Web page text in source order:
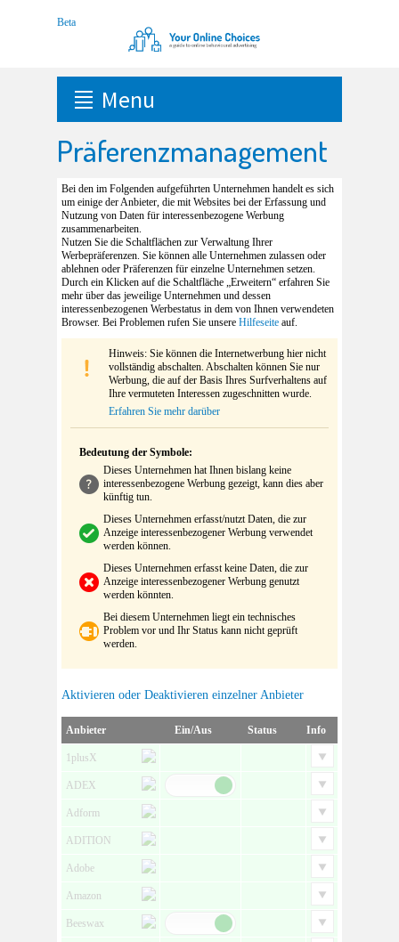
Menu
Präferenzmanagement
Bei den im Folgenden aufgeführten Unternehmen handelt es sich
um einige der Anbieter, die mit Websites bei der Erfassung und
Nutzung von Daten für interessenbezogene Werbung
zusammenarbeiten.
Nutzen Sie die Schaltflächen zur Verwaltung Ihrer
Werbepräferenzen. Sie können alle Unternehmen zulassen oder
ablehnen oder Präferenzen für einzelne Unternehmen setzen.
Durch ein Klicken auf die Schaltfläche „Erweitern“ erfahren Sie
mehr über das jeweilige Unternehmen und dessen
interessenbezogenen Werbestatus in dem von Ihnen verwendeten
Browser. Bei Problemen rufen Sie unsere Hilfeseite auf.
Hinweis: Sie können die Internetwerbung hier nicht
vollständig abschalten. Abschalten können Sie nur
Werbung, die auf der Basis Ihres Surfverhaltens auf
Ihre vermuteten Interessen zugeschnitten wurde.
Erfahren Sie mehr darüber
Bedeutung der Symbole:
Dieses Unternehmen hat Ihnen bislang keine
interessenbezogene Werbung gezeigt, kann dies aber
künftig tun.
Dieses Unternehmen erfasst/nutzt Daten, die zur
Anzeige interessenbezogener Werbung verwendet
werden können.
Dieses Unternehmen erfasst keine Daten, die zur
Anzeige interessenbezogener Werbung genutzt
werden könnten.
Bei diesem Unternehmen liegt ein technisches
Problem vor und Ihr Status kann nicht geprüft
werden.